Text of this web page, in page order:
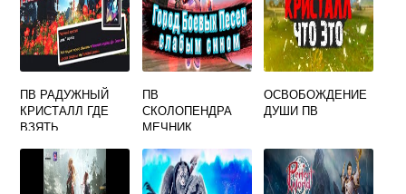
ПВ РАДУЖНЫЙ
КРИСТАЛЛ ГДЕ
ВЗЯТЬ
ПВ
СКОЛОПЕНДРА
МЕЧНИК
ОСВОБОЖДЕНИЕ
ДУШИ ПВ